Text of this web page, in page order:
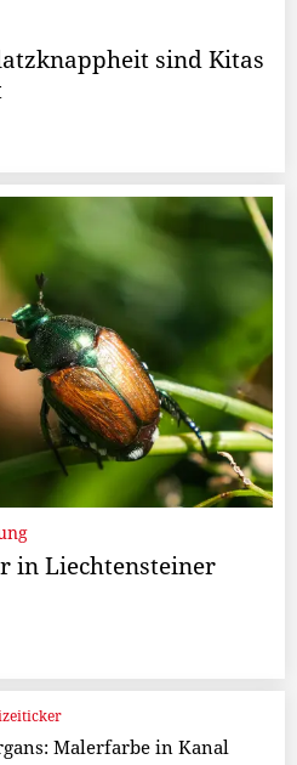
sind Kitas
in Liechtensteiner
Malerfarbe in Kanal